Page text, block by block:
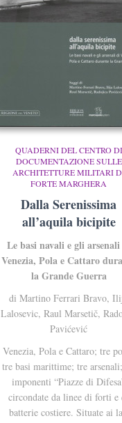
QUADERNI DEL CENTRO DI
DOCUMENTAZIONE SULLE
ARCHITETTURE MILITARI
FORTE MARGHERA
Dalla Serenissima
all’aquila bicipite
Le basi navali e gli
Venezia, Pola e Cattaro
la Grande Guerra
di Martino Ferrari Bravo,
Lalosevic, Raul Marsetič,
Pavićević
Venezia, Pola e Cattaro; tre
tre basi marittime; tre
imponenti “Piazze di
circondate da linee di forti e
batterie costiere. Situate ai